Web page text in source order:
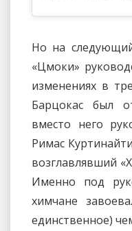
Но на
«Цмоки»
изменениях в
Барцокас был
вместо него
Римас
возглавлявший
Именно под
химчане
единственное)